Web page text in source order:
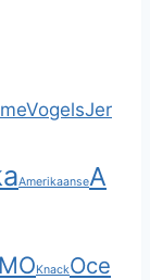
VogelsJer
AmerikaanseA
KnackOce